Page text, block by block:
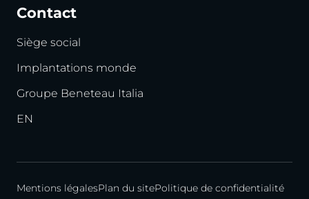
Contact
Siège social
Implantations monde
Groupe Beneteau Italia
EN
Mentions légalesPlan du sitePolitique de confidentialité